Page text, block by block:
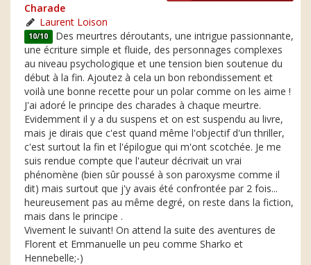
Charade
Laurent Loison
10/10 Des meurtres déroutants, une intrigue passionnante,
une écriture simple et fluide, des personnages complexes
au niveau psychologique et une tension bien soutenue du
début à la fin. Ajoutez à cela un bon rebondissement et
voilà une bonne recette pour un polar comme on les aime !
J'ai adoré le principe des charades à chaque meurtre.
Evidemment il y a du suspens et on est suspendu au livre,
mais je dirais que c'est quand même l'objectif d'un thriller,
c'est surtout la fin et l'épilogue qui m'ont scotchée. Je me
suis rendue compte que l'auteur décrivait un vrai
phénomène (bien sûr poussé à son paroxysme comme il
dit) mais surtout que j'y avais été confrontée par 2 fois...
heureusement pas au même degré, on reste dans la fiction,
mais dans le principe .
Vivement le suivant! On attend la suite des aventures de
Florent et Emmanuelle un peu comme Sharko et
Hennebelle;-)